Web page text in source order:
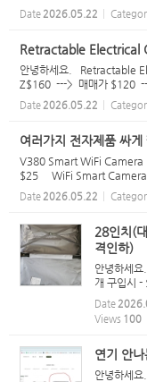
^ 픽업은 해밀턴 시티 또는
^ 021 1...
Date 2026.05.22
Retractable Electrical
안녕하세요. Retractable
Z$160 ---> 매매가 $120
시티 또는 Frankton 입니
33
Date 2026.05.22
여러가지 전자제품 싸
V380 Smart WiFi
$25 WiFi Smart
H96 MAX (스마트 TV
방용 전자저...
Date 2026.05.22
28인치(
격인하)
안녕하세
개 구입시
해밀턴 시
100
Date
Views 100
연기 안
안녕하세